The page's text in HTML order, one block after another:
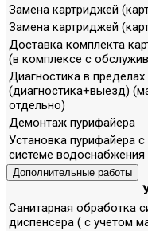
Замена картриджей
Замена картриджей
Доставка комплекта
(в комплексе с
Диагностика в
(диагностика+выезд)
отдельно)
Демонтаж пурифайера
Установка пурифайера
системе водоснабжения
Дополнительные работы
Санитарная обработка
диспенсера ( с учетом